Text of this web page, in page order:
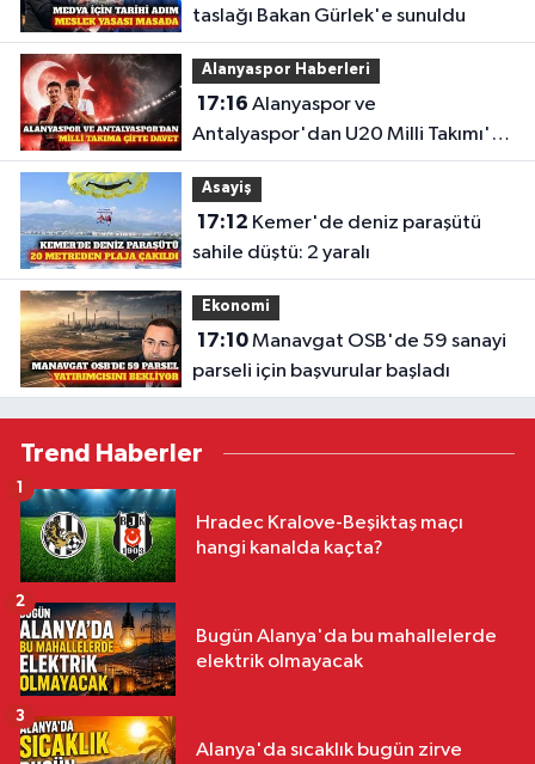
taslağı Bakan Gürlek'e sunuldu
Alanyaspor Haberleri
17:16
Antalyaspor'dan U20 Milli Takımı'na
davet
Asayiş
17:12
sahile düştü: 2 yaralı
Ekonomi
17:10Manavgat OSB'de 59 sanayi
parseli için başvurular başladı
Trend Haberler
Hradec Kralove-Beşiktaş maçı
hangi kanalda kaçta?
1
Bugün Alanya'da bu mahallelerde
elektrik olmayacak
2
Alanya'da sıcaklık bugün zirve
3